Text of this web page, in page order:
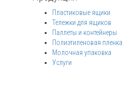
Пластиковые ящики
Тележки для ящиков
Паллеты и контейнеры
Полиэтиленовая пленка
Молочная упаковка
Услуги